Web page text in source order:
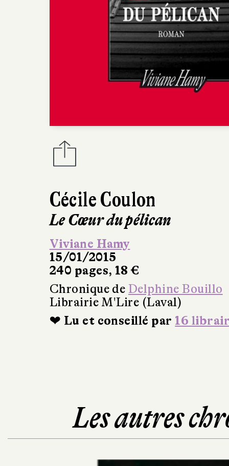
Cécile Coulon
Le Cœur du pélican
Viviane Hamy
15/01/2015
240 pages, 18 €
Chronique de Delphine Bouillo
Librairie M'Lire (Laval)
❤ Lu et conseillé par 16
Les autres